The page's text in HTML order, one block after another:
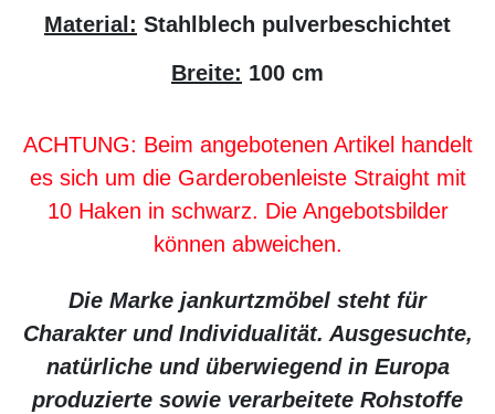
Material: Stahlblech pulverbeschichtet
Breite: 100 cm
ACHTUNG: Beim angebotenen Artikel handelt
es sich um die Garderobenleiste Straight mit
10 Haken in schwarz. Die Angebotsbilder
können abweichen.
Die Marke jankurtzmöbel steht für
Charakter und Individualität. Ausgesuchte,
natürliche und überwiegend in Europa
produzierte sowie verarbeitete Rohstoffe